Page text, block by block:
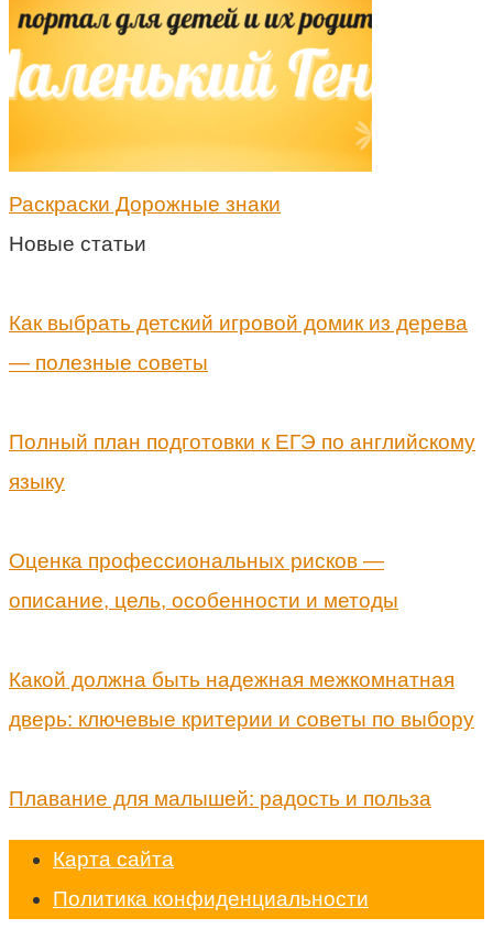
Раскраски Дорожные знаки
Новые статьи
Как выбрать детский игровой домик из дерева
— полезные советы
Полный план подготовки к ЕГЭ по английскому
языку
Оценка профессиональных рисков —
описание, цель, особенности и методы
Какой должна быть надежная межкомнатная
дверь: ключевые критерии и советы по выбору
Плавание для малышей: радость и польза
Карта сайта
Политика конфиденциальности